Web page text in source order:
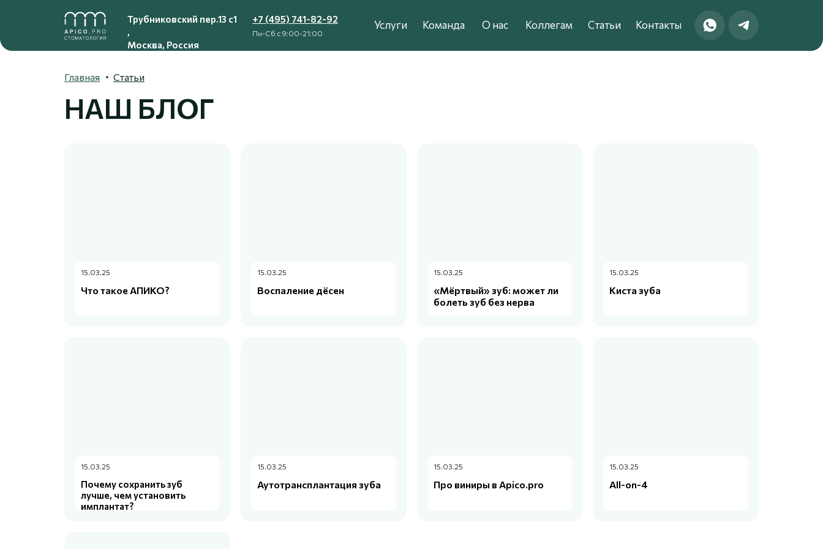
Трубниковский пер.13 с1
,
Москва, Россия
+7 (495) 741-82-92 Услуги Команда О нас Коллегам Статьи Контакты
Пн-Сб с 9:00-21:00
НАШ БЛОГ
Главная Статьи
15.03.25
Что такое АПИКО?
15.03.25
Воспаление дёсен
15.03.25
«Мёртвый» зуб: может ли
болеть зуб без нерва
15.03.25
Киста зуба
15.03.25
Почему сохранить зуб
лучше, чем установить
имплантат?
15.03.25
Аутотрансплантация зуба
15.03.25
Про виниры в Apico.pro
15.03.25
All-on-4